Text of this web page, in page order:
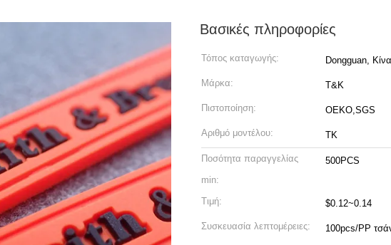
Βασικές πληροφορίες
Τόπος καταγωγής: Dongguan, Κίνα
Μάρκα: T&K
Πιστοποίηση: OEKO,SGS
Αριθμό μοντέλου: TK
Ποσότητα παραγγελίας
min:
500PCS
Τιμή: $0.12~0.14
Συσκευασία λεπτομέρειες: 100pcs/PP